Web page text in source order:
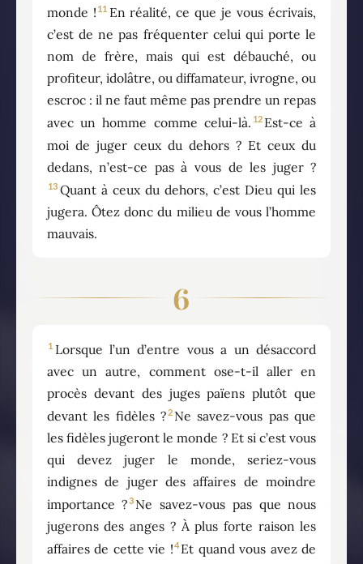
monde ! 11 En réalité, ce que je vous écrivais,
c’est de ne pas fréquenter celui qui porte le
nom de frère, mais qui est débauché, ou
profiteur, idolâtre, ou diffamateur, ivrogne, ou
escroc : il ne faut même pas prendre un repas
avec un homme comme celui-là. 12 Est-ce à
moi de juger ceux du dehors ? Et ceux du
dedans, n’est-ce pas à vous de les juger ?
13 Quant à ceux du dehors, c’est Dieu qui les
jugera. Ôtez donc du milieu de vous l’homme
mauvais.
6
1 Lorsque l’un d’entre vous a un désaccord
avec un autre, comment ose-t-il aller en
procès devant des juges païens plutôt que
devant les fidèles ?2 Ne savez-vous pas que
les fidèles jugeront le monde ? Et si c’est vous
qui devez juger le monde, seriez-vous
indignes de juger des affaires de moindre
importance ?3 Ne savez-vous pas que nous
jugerons des anges ? À plus forte raison les
affaires de cette vie !4 Et quand vous avez de